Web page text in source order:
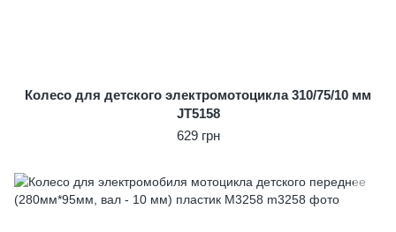
Колесо для детского электромотоцикла 310/75/10 мм
JT5158
629 грн